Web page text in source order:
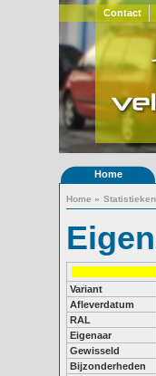
Contact
Home
Home » Statistieken
Variant
Afleverdatum
RAL
Eigenaar
Gewisseld
Bijzonderheden